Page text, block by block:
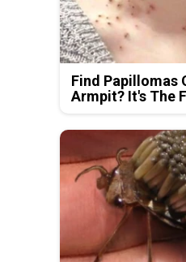
Find Papillomas
Armpit? It's The